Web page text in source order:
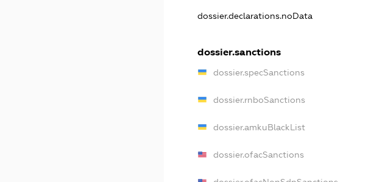
dossier.declarations.noData
dossier.sanctions
dossier.specSanctions
dossier.rnboSanctions
dossier.amkuBlackList
dossier.ofacSanctions